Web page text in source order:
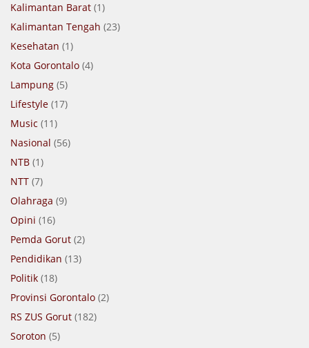
Kalimantan Barat (1)
Kalimantan Tengah (23)
Kesehatan (1)
Kota Gorontalo (4)
Lampung (5)
Lifestyle (17)
Music (11)
Nasional (56)
NTB (1)
NTT (7)
Olahraga (9)
Opini (16)
Pemda Gorut (2)
Pendidikan (13)
Politik (18)
Provinsi Gorontalo (2)
RS ZUS Gorut (182)
Soroton (5)